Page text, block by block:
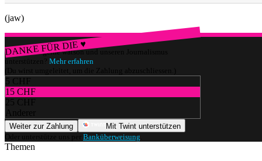
(jaw)
DANKE FÜR DIE ♥
Würdest du gerne watson und unseren Journalismus
unterstützen? Mehr erfahren
(Du wirst umgeleitet, um die Zahlung abzuschliessen.)
5 CHF
15 CHF
25 CHF
Anderer
Weiter zur Zahlung
Mit Twint unterstützen
Oder unterstütze uns per Banküberweisung
Themen